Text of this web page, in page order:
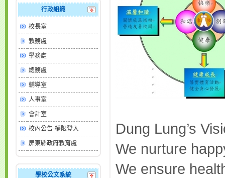
行政組織
校長室
教務處
學務處
總務處
輔導室
人事室
會計室
校內公告-權限登入
屏東縣政府教育處
學校公文系統
Dung Lung’s
We nurture
We ensure